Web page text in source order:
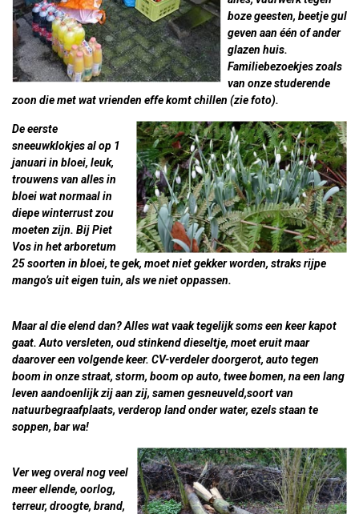
boze geesten, beetje gul
geven aan één of ander
glazen huis.
Familiebezoekjes zoals
van onze studerende
zoon die met wat vrienden effe komt chillen (zie foto).
De eerste
sneeuwklokjes al op 1
januari in bloei, leuk,
trouwens van alles in
bloei wat normaal in
diepe winterrust zou
moeten zijn. Bij Piet
Vos in het arboretum
25 soorten in bloei, te gek, moet niet gekker worden, straks rijpe
mango’s uit eigen tuin, als we niet oppassen.
Maar al die elend dan? Alles wat vaak tegelijk soms een keer kapot
gaat. Auto versleten, oud stinkend dieseltje, moet eruit maar
daarover een volgende keer. CV-verdeler doorgerot, auto tegen
boom in onze straat, storm, boom op auto, twee bomen, na een lang
leven aandoenlijk zij aan zij, samen gesneuveld,soort van
natuurbegraafplaats, verderop land onder water, ezels staan te
soppen, bar wa!
Ver weg overal nog veel
meer ellende, oorlog,
terreur, droogte, brand,